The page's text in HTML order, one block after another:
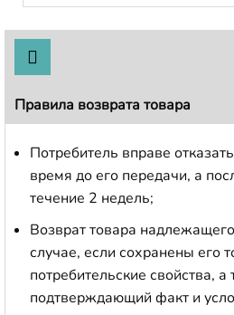
Правила возврата товара
Потребитель вправе
время до его передачи, а
течение 2 недель;
Возврат товара
случае, если сохранены его
потребительские свойства,
подтверждающий факт и